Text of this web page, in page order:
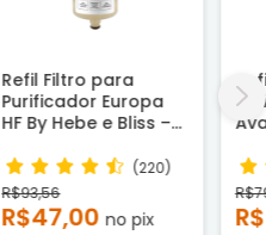
Refil Filtro para
Purificador Europa
HF By Hebe e Bliss –
(220)
R$93,56
R$47,00no pix